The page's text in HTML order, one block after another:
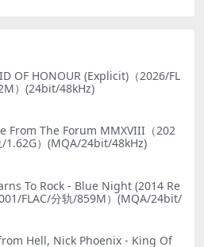
OF HONOUR (Explicit)（2026/FL
）(24bit/48kHz)
From The Forum MMXVIII（202
/1.62G）(MQA/24bit/48kHz)
To Rock - Blue Night (2014 Re
FLAC/分轨/859M）(MQA/24bit/
Hell, Nick Phoenix - King Of